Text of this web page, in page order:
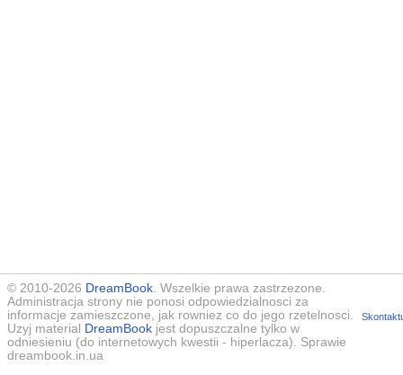
© 2010-2026 DreamBook. Wszelkie prawa zastrzezone.
Administracja strony nie ponosi odpowiedzialnosci za
informacje zamieszczone, jak rowniez co do jego rzetelnosci.
Uzyj material DreamBook jest dopuszczalne tylko w
odniesieniu (do internetowych kwestii - hiperlacza). Sprawie
dreambook.in.ua